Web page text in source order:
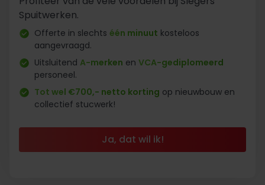
Spuitwerken.
Offerte in slechts één minuut kosteloos
aangevraagd.
Uitsluitend A-merken en VCA-gediplomeerd
personeel.
Tot wel €700,- netto korting op nieuwbouw en
collectief stucwerk!
Ja, dat wil ik!